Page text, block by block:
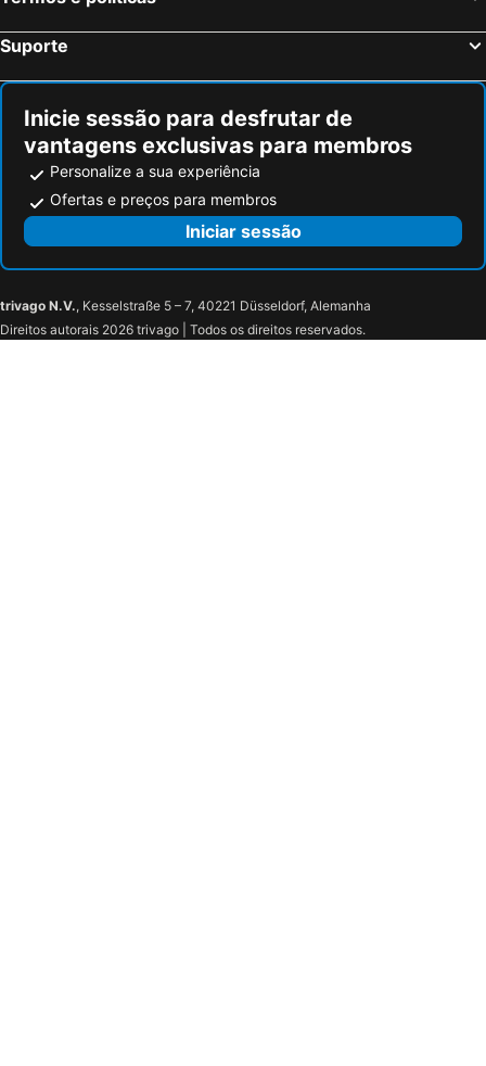
Suporte
Inicie sessão para desfrutar de
vantagens exclusivas para membros
Personalize a sua experiência
Ofertas e preços para membros
Iniciar sessão
trivago N.V., Kesselstraße 5 – 7, 40221 Düsseldorf, Alemanha
Direitos autorais 2026 trivago | Todos os direitos reservados.